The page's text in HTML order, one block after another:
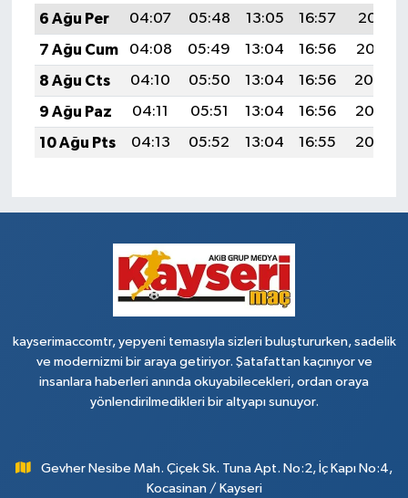
6 Ağu Per
04:07 05:48 13:05 16:57
20:11
7 Ağu Cum
04:08 05:49 13:04 16:56
20:10
8 Ağu Cts
04:10 05:50 13:04 16:56
20:09
9 Ağu Paz
04:11 05:51 13:04 16:56
20:08
10 Ağu Pts
04:13 05:52 13:04 16:55 20:07
kayserimaccomtr, yepyeni temasıyla sizleri buluştururken, sadelik
ve modernizmi bir araya getiriyor. Şatafattan kaçınıyor ve
insanlara haberleri anında okuyabilecekleri, ordan oraya
yönlendirilmedikleri bir altyapı sunuyor.
Gevher Nesibe Mah. Çiçek Sk. Tuna Apt. No:2, İç Kapı No:4,
Kocasinan / Kayseri